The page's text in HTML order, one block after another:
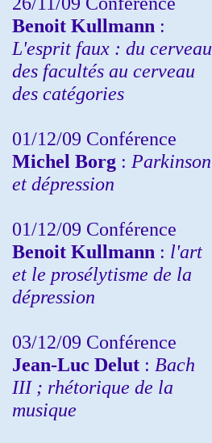
Benoit Kullmann :
L'esprit faux : du cerveau
des facultés au cerveau
des catégories
01/12/09 Conférence
Michel Borg : Parkinson
et dépression
01/12/09 Conférence
Benoit Kullmann : l'art
et le prosélytisme de la
dépression
03/12/09 Conférence
Jean-Luc Delut : Bach
III ; rhétorique de la
musique